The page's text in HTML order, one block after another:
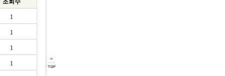
조회수
1
1
1
1